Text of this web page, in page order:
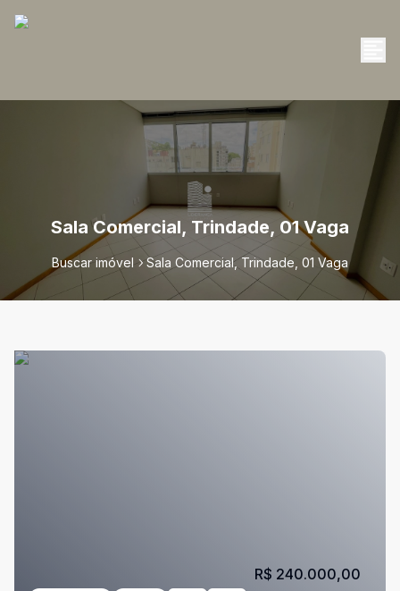
Sala Comercial, Trindade, 01 Vaga
Buscar imóvel Sala Comercial, Trindade, 01 Vaga
R$ 240.000,00